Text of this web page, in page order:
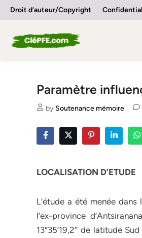
SkipDroit d’auteur/Copyright
Paramètre
by Soutenance mémoire
LOCALISATION D’ETUDE
L’étude a été menée
l’ex-province
13°35’19,2’’ de latitude